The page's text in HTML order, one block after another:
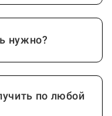
нужно?
по любой